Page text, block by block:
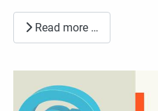
Read more …